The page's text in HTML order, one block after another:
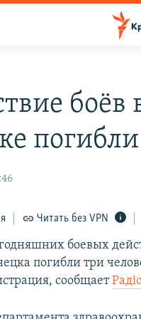
боёв
Читать без VPN
боевых
погибли три
сообщает